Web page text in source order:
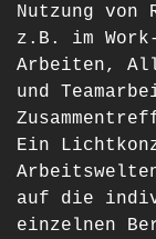
Nutzung von
z.B. im
Arbeiten,
und
Ein
auf die
einzelnen